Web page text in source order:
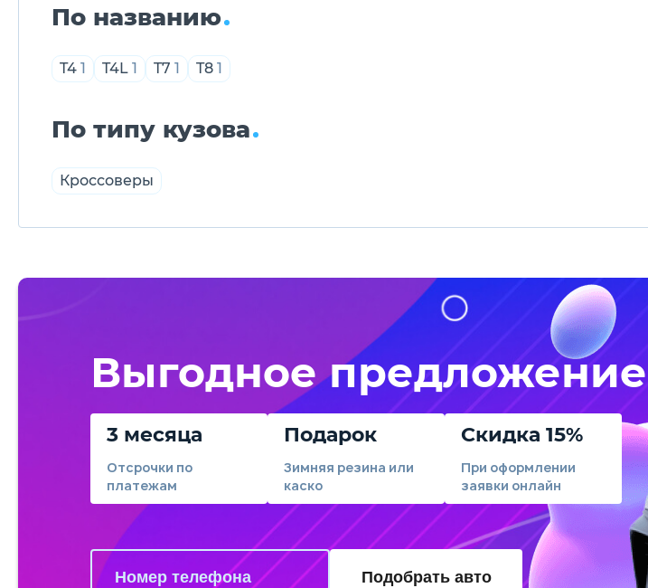
По названию
T4 1 T4L 1 T7 1 T8 1
По типу кузова
Кроссоверы
Выгодное предложение
3 месяца
Отсрочки по
платежам
Подарок
Зимняя резина или
каско
Скидка 15%
При оформлении
заявки онлайн
Подобрать авто